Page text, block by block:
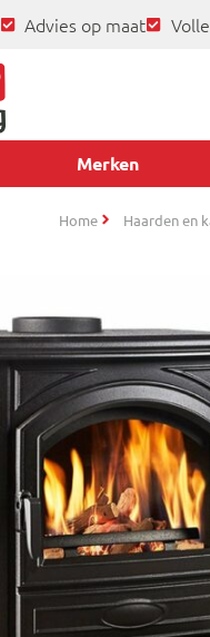
Advies op maat
Merken
Home Haarden en